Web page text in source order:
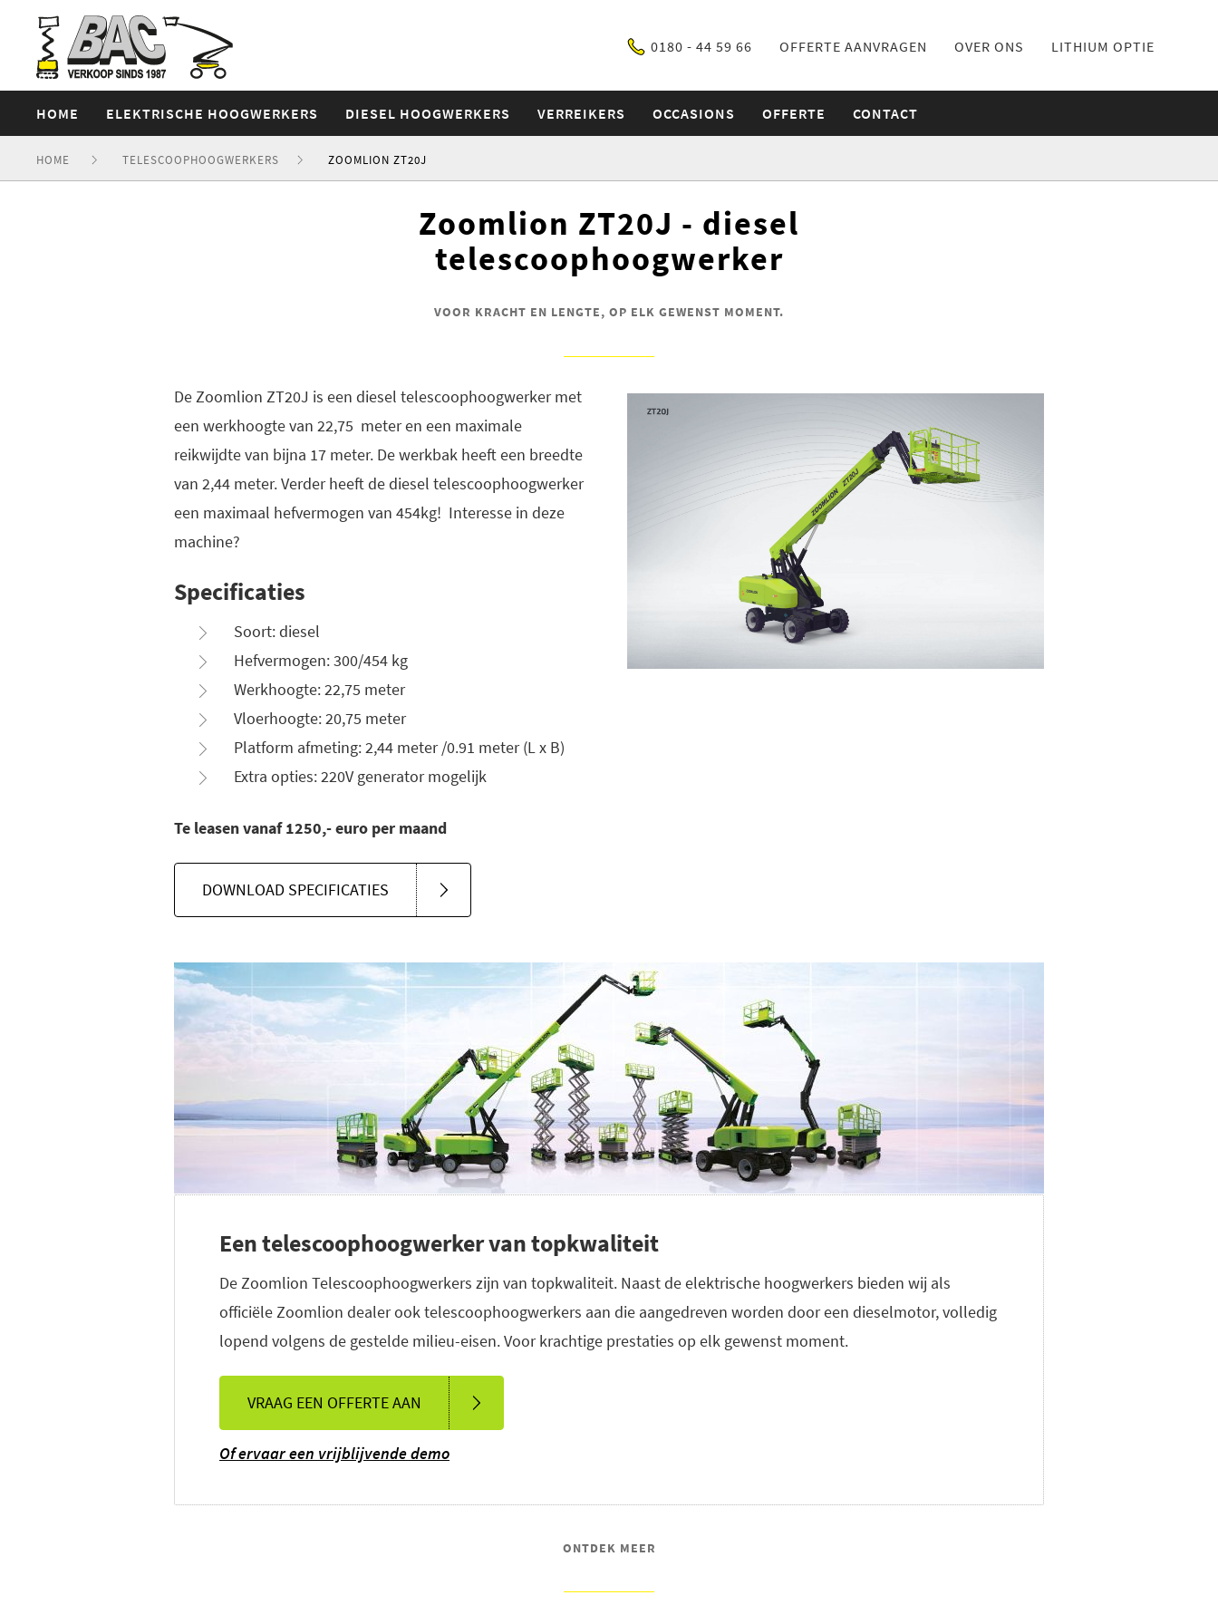
0180 - 44 59 66 OFFERTE AANVRAGEN OVER ONS LITHIUM OPTIE
HOME ELEKTRISCHE HOOGWERKERS DIESEL HOOGWERKERS VERREIKERS OCCASIONS OFFERTE CONTACT
HOME TELESCOOPHOOGWERKERS ZOOMLION ZT20J
Zoomlion ZT20J - diesel
telescoophoogwerker
VOOR KRACHT EN LENGTE, OP ELK GEWENST MOMENT.
De Zoomlion ZT20J is een diesel telescoophoogwerker met
een werkhoogte van 22,75 meter en een maximale
reikwijdte van bijna 17 meter. De werkbak heeft een breedte
van 2,44 meter. Verder heeft de diesel telescoophoogwerker
een maximaal hefvermogen van 454kg! Interesse in deze
machine?
Specificaties
Soort: diesel
Hefvermogen: 300/454 kg
Werkhoogte: 22,75 meter
Vloerhoogte: 20,75 meter
Platform afmeting: 2,44 meter /0.91 meter (L x B)
Extra opties: 220V generator mogelijk
Te leasen vanaf 1250,- euro per maand
DOWNLOAD SPECIFICATIES
Een telescoophoogwerker van topkwaliteit
De Zoomlion Telescoophoogwerkers zijn van topkwaliteit. Naast de elektrische hoogwerkers bieden wij als
officiële Zoomlion dealer ook telescoophoogwerkers aan die aangedreven worden door een dieselmotor, volledig
lopend volgens de gestelde milieu-eisen. Voor krachtige prestaties op elk gewenst moment.
VRAAG EEN OFFERTE AAN
Of ervaar een vrijblijvende demo
ONTDEK MEER